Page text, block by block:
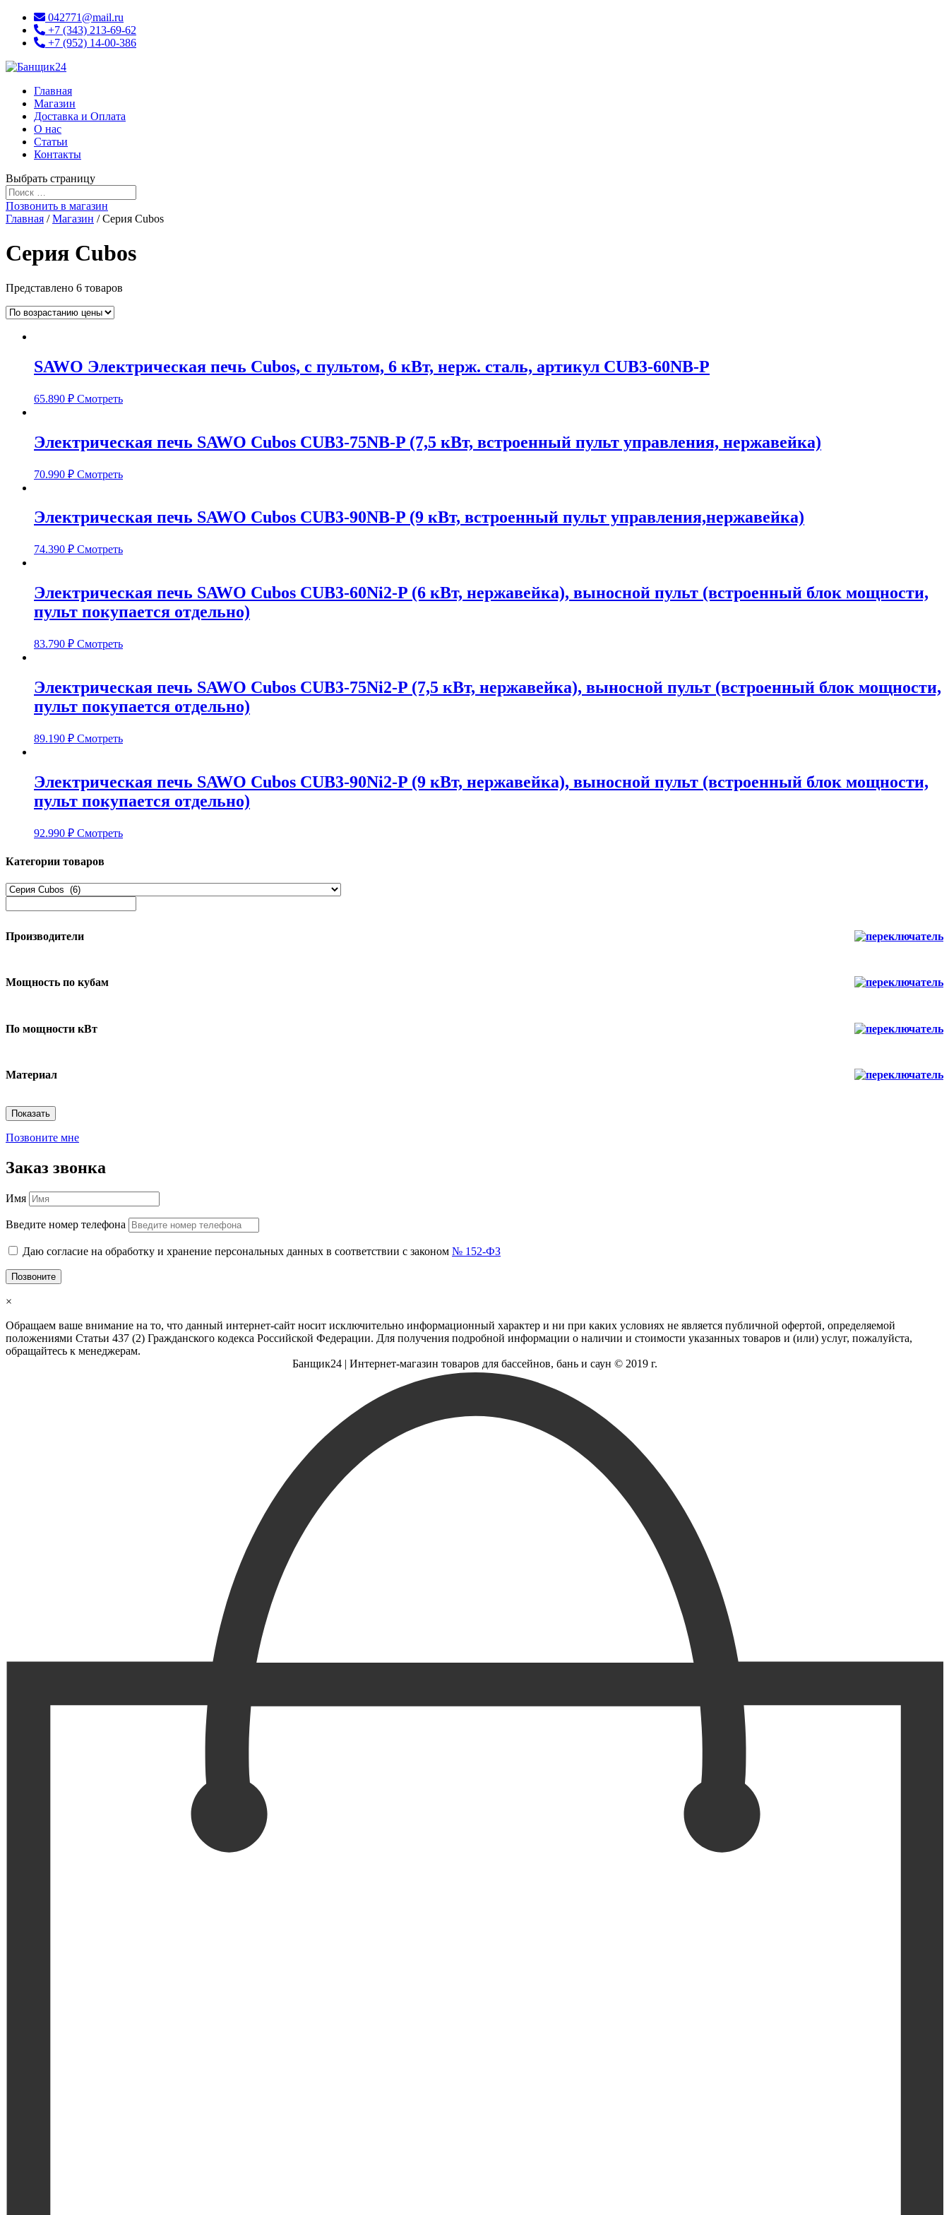
042771@mail.ru
+7 (343) 213-69-62
+7 (952) 14-00-386
Главная
Магазин
Доставка и Оплата
О нас
Статьи
Контакты
Выбрать страницу
Позвонить в магазин
Главная /Магазин / Серия Cubos
Серия Cubos
Представлено 6 товаров
SAWO Электрическая печь Cubos, с пультом, 6 кВт, нерж. сталь, артикул CUB3-60NB-P
65.890 ₽ Смотреть
Электрическая печь SAWO Cubos CUB3-75NB-P (7,5 кВт, встроенный пульт управления, нержавейка)
70.990 ₽ Смотреть
Электрическая печь SAWO Cubos CUB3-90NB-P (9 кВт, встроенный пульт управления,нержавейка)
74.390 ₽ Смотреть
Электрическая печь SAWO Cubos CUB3-60Ni2-P (6 кВт, нержавейка), выносной пульт (встроенный блок мощности,
пульт покупается отдельно)
83.790 ₽ Смотреть
Электрическая печь SAWO Cubos CUB3-75Ni2-P (7,5 кВт, нержавейка), выносной пульт (встроенный блок мощности,
пульт покупается отдельно)
89.190 ₽ Смотреть
Электрическая печь SAWO Cubos CUB3-90Ni2-P (9 кВт, нержавейка), выносной пульт (встроенный блок мощности,
пульт покупается отдельно)
92.990 ₽ Смотреть
Категории товаров
Производители
Мощность по кубам
По мощности кВт
Материал
Показать
Позвоните мне
Заказ звонка
Имя
Введите номер телефона
Даю согласие на обработку и хранение персональных данных в соответствии с законом № 152-ФЗ
Позвоните
×
Обращаем ваше внимание на то, что данный интернет-сайт носит исключительно информационный характер и ни при каких условиях не является публичной офертой, определяемой
положениями Статьи 437 (2) Гражданского кодекса Российской Федерации. Для получения подробной информации о наличии и стоимости указанных товаров и (или) услуг, пожалуйста,
обращайтесь к менеджерам.
Банщик24| Интернет-магазин товаров для бассейнов, бань и саун © 2019 г.